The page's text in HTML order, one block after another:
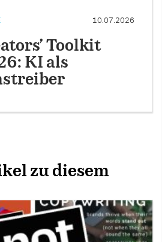
10.07.2026
Toolkit
KI als
zu diesem